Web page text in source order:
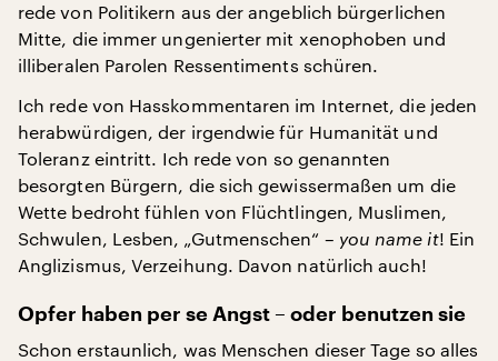
rede von Politikern aus der angeblich bürgerlichen
Mitte, die immer ungenierter mit xenophoben und
illiberalen Parolen Ressentiments schüren.
Ich rede von Hasskommentaren im Internet, die jeden
herabwürdigen, der irgendwie für Humanität und
Toleranz eintritt. Ich rede von so genannten
besorgten Bürgern, die sich gewissermaßen um die
Wette bedroht fühlen von Flüchtlingen, Muslimen,
Schwulen, Lesben, „Gutmenschen“ – you name it! Ein
Anglizismus, Verzeihung. Davon natürlich auch!
Opfer haben per se Angst – oder benutzen sie
Schon erstaunlich, was Menschen dieser Tage so alles